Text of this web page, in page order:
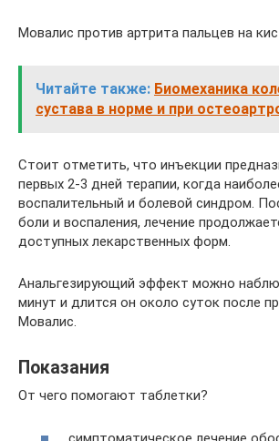
Мовалис против артрита пальцев на
Читайте также: Биомеханика
сустава в норме и при
Стоит отметить, что инъекции
первых 2-3 дней терапии, когда
воспалительный и болевой синдром.
боли и воспаления, лечение
доступных лекарственных форм.
Анальгезирующий эффект можно
минут и длится он около суток после
Мовалис.
Показания
От чего помогают таблетки?